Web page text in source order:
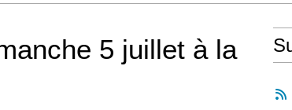
5 juillet à la